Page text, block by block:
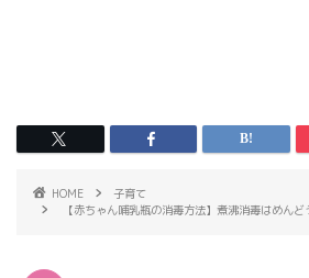
HOME
子育て
【赤ちゃん哺乳瓶の消毒方法】煮沸消毒はめん